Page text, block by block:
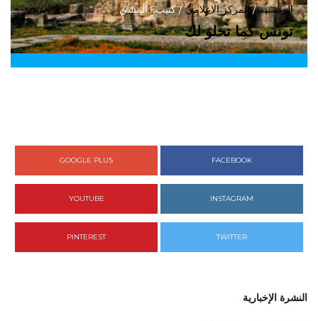
أنت
هنا
الرئيسية / المركز الاعلامي / كتيب : المشي
تونس كما تحلو لك
FACEBOOK
GOOGLE PLUS
INSTAGRAM
YOUTUBE
TWITTER
PINTEREST
النشرة الإخبارية